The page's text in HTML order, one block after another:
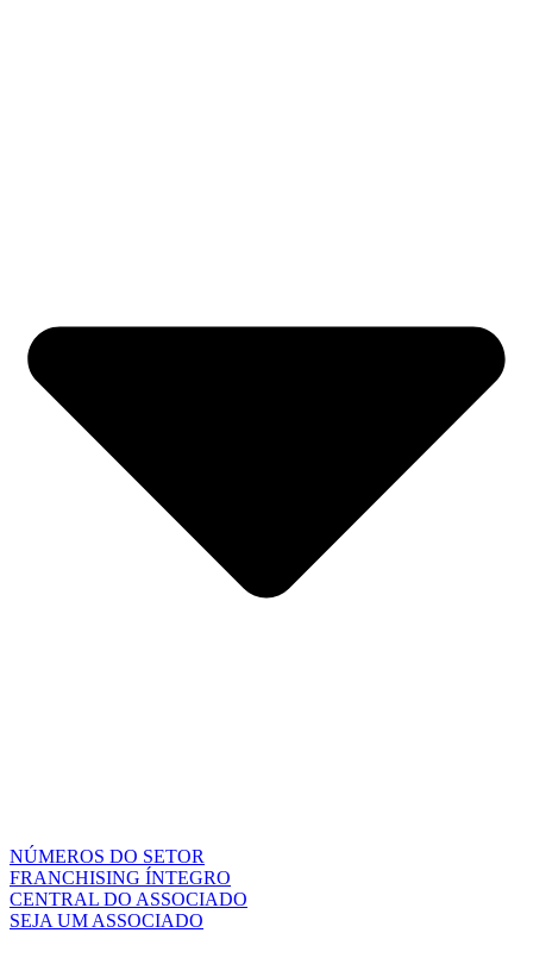
NÚMEROS DO SETOR
FRANCHISING ÍNTEGRO
CENTRAL DO ASSOCIADO
SEJA UM ASSOCIADO